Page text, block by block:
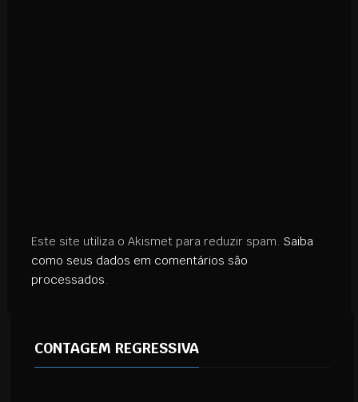
Este site utiliza o Akismet para reduzir spam. Saiba
como seus dados em comentários são
processados.
CONTAGEM REGRESSIVA